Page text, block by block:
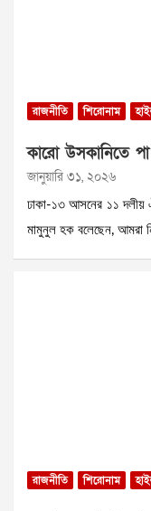
রাজনীতি শিরোনাম
কারো উসকানিতে
জানুয়ারি ৩১, ২০২৬
ঢাকা-১৩ আসনের ১১ দলীয়
মামুনুল হক বলেছেন, আমরা
রাজনীতি শিরোনাম